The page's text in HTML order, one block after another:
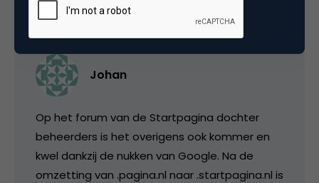
Johan
Op het forum van de Startpagina dochter
beheerders is het overigens ook kommer en
kwel dankzij de nukken van Google. Na de
omzetting van .pagina.nl naar .startpagina.nl is